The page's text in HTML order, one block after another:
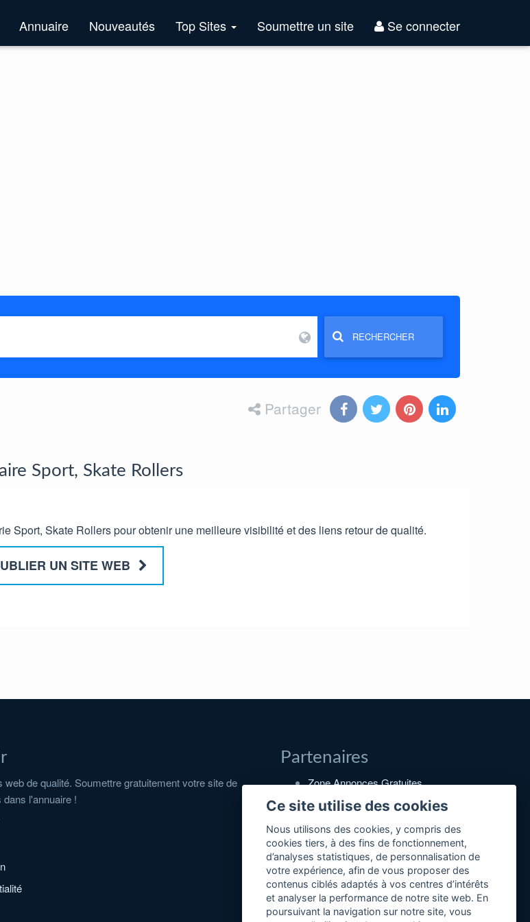
Se connecter
Annuaire Nouveautés Top Sites Top
Soumettre un site
RECHERCHER
Partager
Sport, Skate Rollers
Sport, Skate Rollers pour obtenir une meilleure visibilité et des liens retour de qualité.
UN SITE WEB
de qualité. Soumettre gratuitement votre site de
l'annuaire !
Partenaires
Zone Annonces Gratuites
Locations vacances entre
Ruedesvacances
Crédit photos
Ce site utilise des cookies
Nous utilisons des cookies, y compris des
cookies tiers, à des fins de fonctionnement,
d’analyses statistiques, de personnalisation de
votre expérience, afin de vous proposer des
contenus ciblés adaptés à vos centres d’intérêts
et analyser la performance de notre site web. En
poursuivant la navigation sur notre site, vous